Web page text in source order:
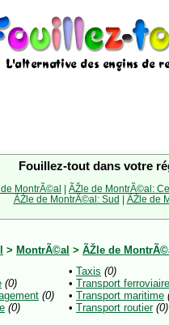
Fouillez-tout dans votre
MontrÃ©al | ÃŽle de MontrÃ©al:
ÃŽle de MontrÃ©al: Sud | ÃŽle de
> MontrÃ©al > ÃŽle de
(0)
(0)
(0)
• Taxis (0)
• Transport ferroviaire
• Transport maritime
• Transport routier (0)